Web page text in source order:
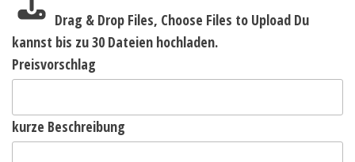
Drag & Drop Files, Choose Files to Upload Du
kannst bis zu 30 Dateien hochladen.
Preisvorschlag
kurze Beschreibung